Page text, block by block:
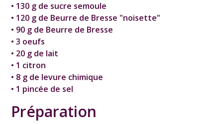
• 130 g de sucre semoule
• 120 g de Beurre de Bresse "noisette"
• 90 g de Beurre de Bresse
• 3 oeufs
• 20 g de lait
• 1 citron
• 8 g de levure chimique
• 1 pincée de sel
Préparation